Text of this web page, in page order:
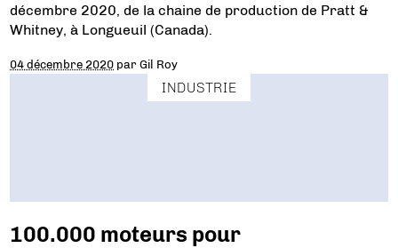
décembre 2020, de la chaine de production de Pratt &
Whitney, à Longueuil (Canada).
04 décembre 2020 parGil Roy
INDUSTRIE
100.000 moteurs pour